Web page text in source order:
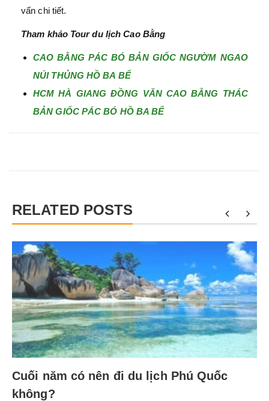
vấn chi tiết.
Tham khảo Tour du lịch Cao Bằng
CAO BẰNG PÁC BÓ BẢN GIỐC NGƯỜM NGAO
NÚI THỦNG HỒ BA BỂ
HCM HÀ GIANG ĐỒNG VĂN CAO BẰNG THÁC
BẢN GIỐC PÁC BÓ HỒ BA BỂ
RELATED POSTS
Cuối năm có nên đi du lịch Phú Quốc
không?